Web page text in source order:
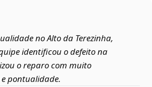
no Alto da Terezinha,
identificou o defeito na
o reparo com muito
pontualidade.